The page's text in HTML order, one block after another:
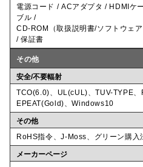
電源コード / ACアダプタ / HDMIケ
ブル /
CD-ROM（取扱説明書/ソフトウェ
/ 保証書
その他
安全/不要輻射
TCO(6.0)、UL(cUL)、TUV-TYPE、
EPEAT(Gold)、Windows10
その他
RoHS指令、J-Moss、グリーン購入
メーカーページ